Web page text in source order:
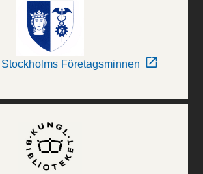
Företagsminnen